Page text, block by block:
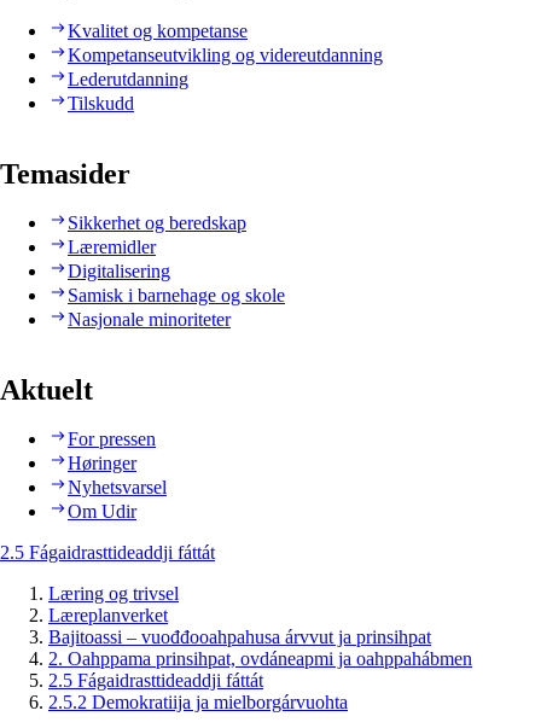
Kvalitet og kompetanse
Kompetanseutvikling og videreutdanning
Lederutdanning
Tilskudd
Temasider
Sikkerhet og beredskap
Læremidler
Digitalisering
Samisk i barnehage og skole
Nasjonale minoriteter
Aktuelt
For pressen
Høringer
Nyhetsvarsel
Om Udir
2.5 Fágaidrasttideaddji fáttát
Læring og trivsel
Læreplanverket
Bajitoassi – vuođđooahpahusa árvvut ja prinsihpat
2. Oahppama prinsihpat, ovdáneapmi ja oahppahábmen
2.5 Fágaidrasttideaddji fáttát
2.5.2 Demokratiija ja mielborgárvuohta